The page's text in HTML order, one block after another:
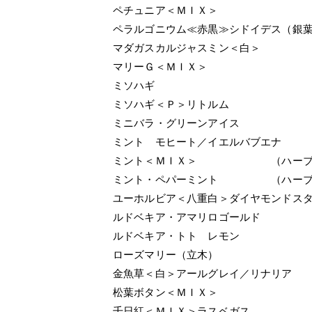
ペチュニア＜ＭＩＸ＞
ペラルゴニウム≪赤黒≫シドイデス（銀葉
マダガスカルジャスミン＜白＞
マリーＧ＜ＭＩＸ＞
ミソハギ
ミソハギ＜Ｐ＞リトルム
ミニバラ・グリーンアイス
ミント モヒート／イエルバブエナ
ミント＜ＭＩＸ＞ （ハーブ
ミント・ペパーミント （ハーブ
ユーホルビア＜八重白＞ダイヤモンドス
ルドベキア・アマリロゴールド
ルドベキア・トト レモン
ローズマリー（立木）
金魚草＜白＞アールグレイ／リナリア
松葉ボタン＜ＭＩＸ＞